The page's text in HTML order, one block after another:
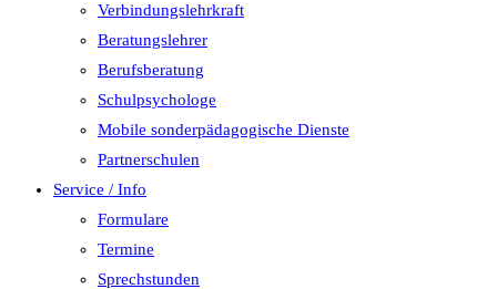
Verbindungslehrkraft
Beratungslehrer
Berufsberatung
Schulpsychologe
Mobile sonderpädagogische Dienste
Partnerschulen
Service / Info
Formulare
Termine
Sprechstunden